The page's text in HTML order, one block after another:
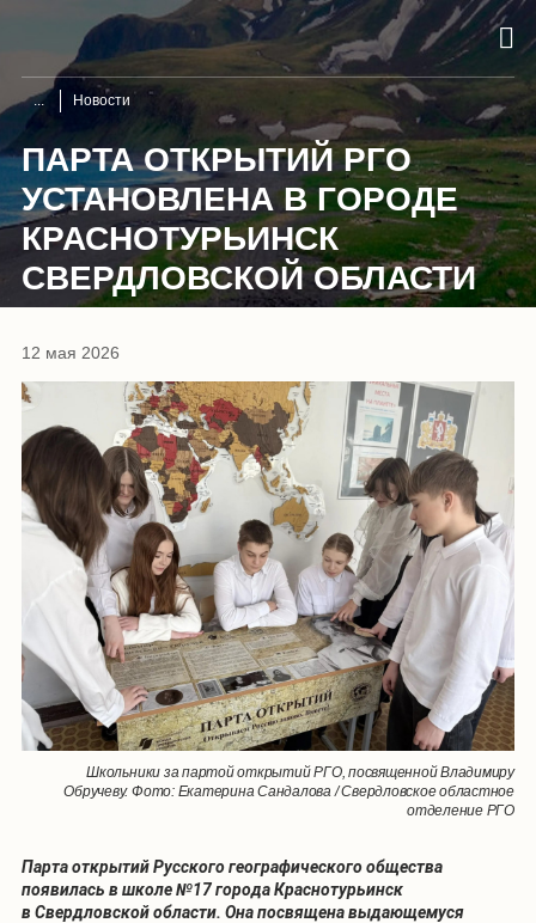
Новости
ПАРТА ОТКРЫТИЙ РГО
УСТАНОВЛЕНА В ГОРОДЕ
КРАСНОТУРЬИНСК
СВЕРДЛОВСКОЙ ОБЛАСТИ
12 мая 2026
Школьники за партой открытий РГО, посвященной Владимиру
Обручеву. Фото: Екатерина Сандалова / Свердловское областное
отделение РГО
Парта открытий Русского географического общества
появилась в школе №17 города Краснотурьинск
в Свердловской области. Она посвящена выдающемуся